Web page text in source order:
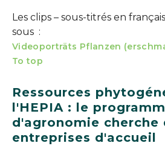
Les clips – sous-titrés en
sous :
Videoporträts Pflanzen
To top
Ressources
l'HEPIA : le
d'agronomie cherche
entreprises d'accueil